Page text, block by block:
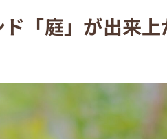
「庭」が出来